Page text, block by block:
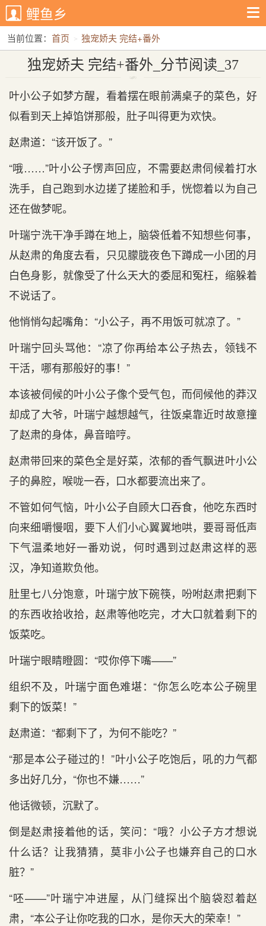
鲤鱼乡
当前位置： 首页
独宠娇夫 完结+番外
独宠娇夫 完结+番外_分节阅读_37
独宠娇夫 完结+番外_分节阅读_37
叶小公子如梦方醒，看着摆在眼前满桌子的菜色，好
似看到天上掉馅饼那般，肚子叫得更为欢快。
赵肃道：“该开饭了。”
“哦……”叶小公子愣声回应，不需要赵肃伺候着打水
洗手，自己跑到水边搓了搓脸和手，恍惚着以为自己
还在做梦呢。
叶瑞宁洗干净手蹲在地上，脑袋低着不知想些何事，
从赵肃的角度去看，只见朦胧夜色下蹲成一小团的月
白色身影，就像受了什么天大的委屈和冤枉，缩躲着
不说话了。
他悄悄勾起嘴角：“小公子，再不用饭可就凉了。”
叶瑞宁回头骂他：“凉了你再给本公子热去，领钱不
干活，哪有那般好的事！”
本该被伺候的叶小公子像个受气包，而伺候他的莽汉
却成了大爷，叶瑞宁越想越气，往饭桌靠近时故意撞
了赵肃的身体，鼻音暗哼。
赵肃带回来的菜色全是好菜，浓郁的香气飘进叶小公
子的鼻腔，喉咙一吞，口水都要流出来了。
不管如何气恼，叶小公子自顾大口吞食，他吃东西时
向来细嚼慢咽，要下人们小心翼翼地哄，要哥哥低声
下气温柔地好一番劝说，何时遇到过赵肃这样的恶
汉，净知道欺负他。
肚里七八分饱意，叶瑞宁放下碗筷，吩咐赵肃把剩下
的东西收拾收拾，赵肃等他吃完，才大口就着剩下的
饭菜吃。
叶瑞宁眼睛瞪圆：“哎你停下嘴——”
组织不及，叶瑞宁面色难堪：“你怎么吃本公子碗里
剩下的饭菜！”
赵肃道：“都剩下了，为何不能吃？”
“那是本公子碰过的！”叶小公子吃饱后，吼的力气都
多出好几分，“你也不嫌……”
他话微顿，沉默了。
倒是赵肃接着他的话，笑问：“哦？小公子方才想说
什么话？让我猜猜，莫非小公子也嫌弃自己的口水
脏？”
“呸——”叶瑞宁冲进屋，从门缝探出个脑袋怼着赵
肃，“本公子让你吃我的口水，是你天大的荣幸！”